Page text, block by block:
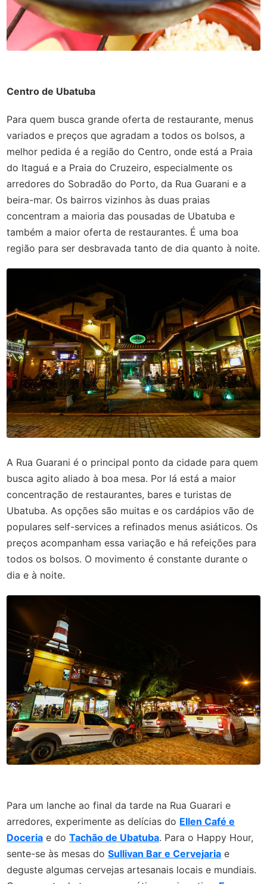
Centro de Ubatuba
Para quem busca grande oferta de restaurante, menus
variados e preços que agradam a todos os bolsos, a
melhor pedida é a região do Centro, onde está a Praia
do Itaguá e a Praia do Cruzeiro, especialmente os
arredores do Sobradão do Porto, da Rua Guarani e a
beira-mar. Os bairros vizinhos às duas praias
concentram a maioria das pousadas de Ubatuba e
também a maior oferta de restaurantes. É uma boa
região para ser desbravada tanto de dia quanto à noite.
A Rua Guarani é o principal ponto da cidade para quem
busca agito aliado à boa mesa. Por lá está a maior
concentração de restaurantes, bares e turistas de
Ubatuba. As opções são muitas e os cardápios vão de
populares self-services a refinados menus asiáticos. Os
preços acompanham essa variação e há refeições para
todos os bolsos. O movimento é constante durante o
dia e à noite.
Para um lanche ao final da tarde na Rua Guarari e
arredores, experimente as delícias do Ellen Café e
Doceria e doTachão de Ubatuba. Para o Happy Hour,
sente-se às mesas doSullivan Bar e Cervejaria e
deguste algumas cervejas artesanais locais e mundiais.